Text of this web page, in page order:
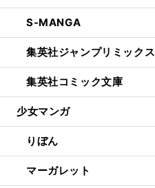
S-MANGA
集英社ジャンプリミックス
集英社コミック文庫
少女マンガ
りぼん
マーガレット